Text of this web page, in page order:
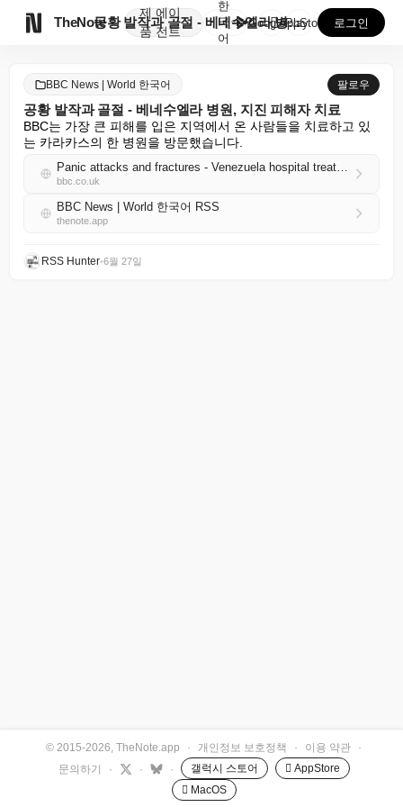
TheNote
제
품
에이
전트
공황 발작과 골절 - 베네수엘라 병원, 지진 피해자 치...
한
국
어
GooglePlay
AppStore 로그인
BBC News | World 한국어 팔로우
공황 발작과 골절 - 베네수엘라 병원, 지진 피해자 치료
BBC는 가장 큰 피해를 입은 지역에서 온 사람들을 치료하고 있
는 카라카스의 한 병원을 방문했습니다.
Panic attacks and fractures - Venezuela hospital treats earthquake victims
bbc.co.uk
BBC News | World 한국어 RSS
thenote.app
RSS Hunter•6월 27일
© 2015-2026, TheNote.app · 개인정보 보호정책 · 이용 약관
·
문의하기
· · · 갤럭시 스토어
 AppStore
 MacOS